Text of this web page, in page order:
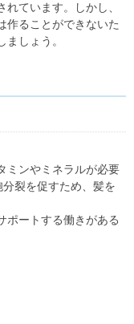
ています。しかし、
作ることができないた
しょう。
ミンやミネラルが必要
裂を促すため、髪を
ポートする働きがある